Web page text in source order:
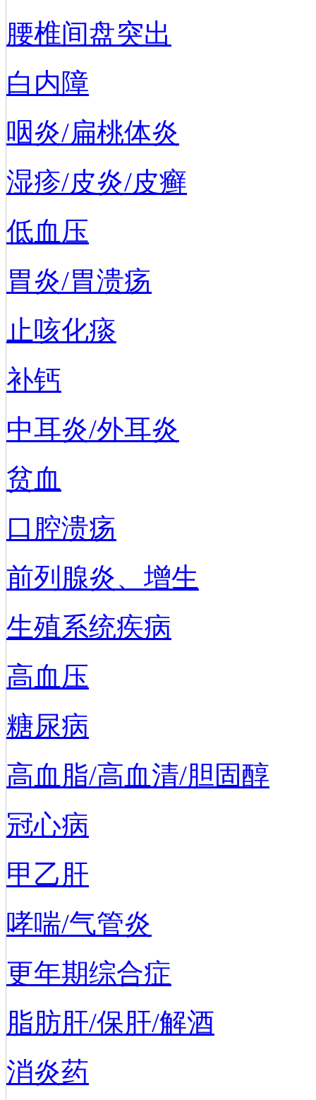
腰椎间盘突出
白内障
咽炎/扁桃体炎
湿疹/皮炎/皮癣
低血压
胃炎/胃溃疡
止咳化痰
补钙
中耳炎/外耳炎
贫血
口腔溃疡
前列腺炎、增生
生殖系统疾病
高血压
糖尿病
高血脂/高血清/胆固醇
冠心病
甲乙肝
哮喘/气管炎
更年期综合症
脂肪肝/保肝/解酒
消炎药